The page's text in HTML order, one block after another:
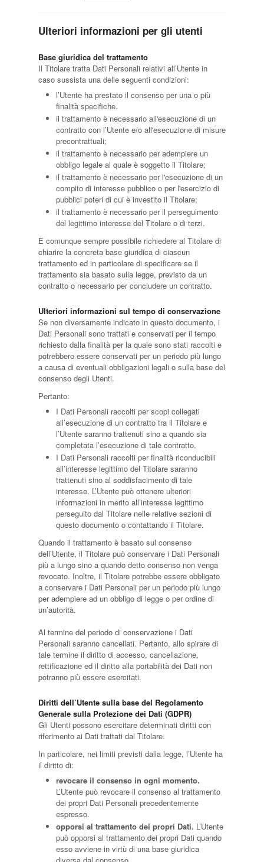
Ulteriori informazioni per gli utenti
Base giuridica del trattamento
Il Titolare tratta Dati Personali relativi all’Utente in
caso sussista una delle seguenti condizioni:
l’Utente ha prestato il consenso per una o più
finalità specifiche.
il trattamento è necessario all'esecuzione di un
contratto con l’Utente e/o all'esecuzione di misure
precontrattuali;
il trattamento è necessario per adempiere un
obbligo legale al quale è soggetto il Titolare;
il trattamento è necessario per l'esecuzione di un
compito di interesse pubblico o per l'esercizio di
pubblici poteri di cui è investito il Titolare;
il trattamento è necessario per il perseguimento
del legittimo interesse del Titolare o di terzi.
È comunque sempre possibile richiedere al Titolare di
chiarire la concreta base giuridica di ciascun
trattamento ed in particolare di specificare se il
trattamento sia basato sulla legge, previsto da un
contratto o necessario per concludere un contratto.
Ulteriori informazioni sul tempo di conservazione
Se non diversamente indicato in questo documento, i
Dati Personali sono trattati e conservati per il tempo
richiesto dalla finalità per la quale sono stati raccolti e
potrebbero essere conservati per un periodo più lungo
a causa di eventuali obbligazioni legali o sulla base del
consenso degli Utenti.
Pertanto:
I Dati Personali raccolti per scopi collegati
all’esecuzione di un contratto tra il Titolare e
l’Utente saranno trattenuti sino a quando sia
completata l’esecuzione di tale contratto.
I Dati Personali raccolti per finalità riconducibili
all’interesse legittimo del Titolare saranno
trattenuti sino al soddisfacimento di tale
interesse. L’Utente può ottenere ulteriori
informazioni in merito all’interesse legittimo
perseguito dal Titolare nelle relative sezioni di
questo documento o contattando il Titolare.
Quando il trattamento è basato sul consenso
dell’Utente, il Titolare può conservare i Dati Personali
più a lungo sino a quando detto consenso non venga
revocato. Inoltre, il Titolare potrebbe essere obbligato
a conservare i Dati Personali per un periodo più lungo
per adempiere ad un obbligo di legge o per ordine di
un’autorità.
Al termine del periodo di conservazione i Dati
Personali saranno cancellati. Pertanto, allo spirare di
tale termine il diritto di accesso, cancellazione,
rettificazione ed il diritto alla portabilità dei Dati non
potranno più essere esercitati.
Diritti dell’Utente sulla base del Regolamento
Generale sulla Protezione dei Dati (GDPR)
Gli Utenti possono esercitare determinati diritti con
riferimento ai Dati trattati dal Titolare.
In particolare, nei limiti previsti dalla legge, l’Utente ha
il diritto di:
revocare il consenso in ogni momento.
L’Utente può revocare il consenso al trattamento
dei propri Dati Personali precedentemente
espresso.
opporsi al trattamento dei propri Dati. L’Utente
può opporsi al trattamento dei propri Dati quando
esso avviene in virtù di una base giuridica
diversa dal consenso.